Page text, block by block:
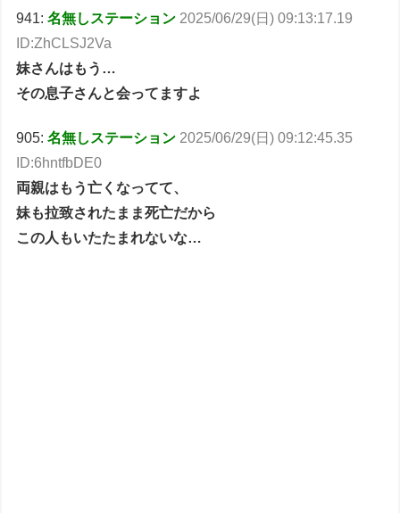
941:名無しステーション 2025/06/29(日) 09:13:17.19
ID:ZhCLSJ2Va
妹さんはもう…
その息子さんと会ってますよ
905:名無しステーション 2025/06/29(日) 09:12:45.35
ID:6hntfbDE0
両親はもう亡くなってて、
妹も拉致されたまま死亡だから
この人もいたたまれないな…